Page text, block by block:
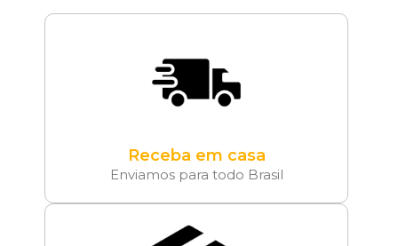
Receba em casa
Enviamos para todo Brasil